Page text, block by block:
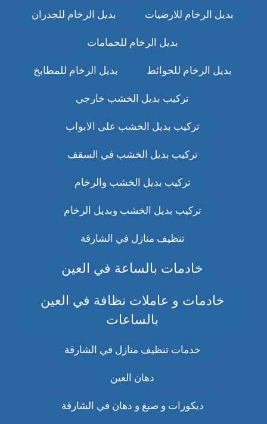
بديل الرخام للارضيات بديل الرخام للجدران
بديل الرخام للحمامات
بديل الرخام للحوائط بديل الرخام للمطابخ
تركيب بديل الخشب خارجي
تركيب بديل الخشب على الابواب
تركيب بديل الخشب في السقف
تركيب بديل الخشب والرخام
تركيب بديل الخشب وبديل الرخام
تنظيف منازل في الشارقة
خادمات بالساعة في العين
خادمات و عاملات نظافة في العين
بالساعات
خدمات تنظيف منازل في الشارقة
دهان العين
ديكورات و صبغ و دهان في الشارقة